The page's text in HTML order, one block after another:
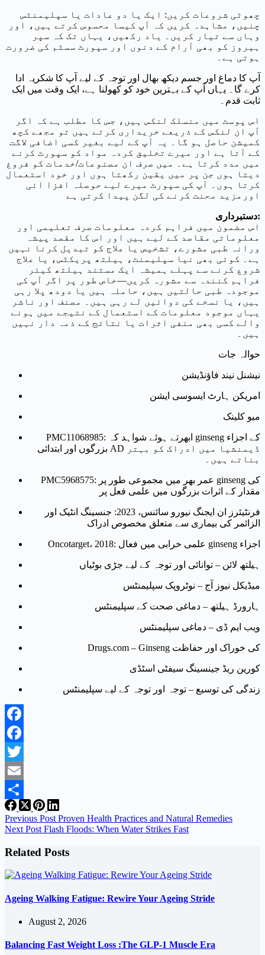
چھوٹی شروعات کریں: ایک یا دو عادات یا سپلیمنٹس
چنیں، مشاہدہ کریں کہ آپ کیسا محسوس کرتے ہیں، اور
وہاں سے تیار کریں۔ یاد رکھیں، یہاں تک کہ سپر
ہیروز کو بھی آرام کے دنوں اور سپورٹ سسٹم کی ضرورت
ہوتی ہے۔
آپ کا دماغ اور جسم دیکھ بھال اور توجہ کے لیے آپ کا شکریہ ادا
کرے گا۔ یہاں آپ کے بہترین خود کو کھولنا ہے، ایک وقت میں ایک
ثابت قدم۔
اس پوسٹ میں منسلک لنکس ہیں، جس کا مطلب ہے کہ اگر
آپ ان لنکس کے ذریعے خریداری کرتے ہیں تو مجھے کچھ
کمیشن حاصل ہو گا۔ یہ آپ کے لیے بغیر کسی اضافی لاگت
کے آتا ہے اور میرے تخلیق کردہ مواد کو سپورٹ کرنے
میں مدد کرتا ہے۔ میں صرف ان مصنوعات/خدمات کو فروغ
دیتا ہوں جن پر میں یقین رکھتا ہوں اور خود استعمال
کرتا ہوں۔ آپ کی سپورٹ میرے لیے حوصلہ افزا ائی
اورمزید محنت کرنے کی لگن پیدا کرتی ہے
دستبرداری:
اس مضمون میں فراہم کردہ معلومات صرف تعلیمی اور
معلوماتی مقاصد کے لیے ہیں اور اس کا مقصد پیشہ
ورانہ طبی مشورے، تشخیص یا علاج کو تبدیل کرنا نہیں
ہے۔ کوئی بھی نیا سپلیمنٹ، ہیلتھ پریکٹس، یا علاج
شروع کرنے سے پہلے ہمیشہ ایک مستند ہیلتھ کیئر
فراہم کنندہ سے مشورہ کریں—خاص طور پر اگر آپ کی
موجودہ طبی حالتیں ہیں، حاملہ ہیں یا دودھ پلا رہی
ہیں، یا نسخے کی دوائیں لے رہی ہیں۔ مصنف اور ناشر
یہاں موجود معلومات کے استعمال کے نتیجے میں ہونے
والے کسی بھی منفی اثرات یا نتائج کے ذمہ دار نہیں
ہیں۔
حوالہ جات
نیشنل نیند فاؤنڈیشن
امریکن ہارٹ ایسوسی ایشن
میو کلینک
PMC11068985: ابھرتے ہوئے شواہد کہ ginseng کے اجزاء
بزرگوں اور ابتدائی AD ڈیمنشیا میں ادراک کو بہتر
بناتے ہیں۔
PMC5968575: عمر بھر میں مجموعی طور پر ginseng کی
مقدار کے اثرات بزرگوں میں علمی فعل پر
فرنٹیئرز ان ایجنگ نیورو سائنس، 2023: جنسینگ انٹیک اور
الزائمر کی بیماری سے متعلق مخصوص ادراک
Oncotarget، 2018: علمی خرابی میں فعال ginseng اجزاء
ہیلتھ لائن – توانائی اور توجہ کے لیے جڑی بوٹیاں
میڈیکل نیوز آج – نوٹروپک سپلیمنٹس
ہارورڈ ہیلتھ – دماغی صحت کے سپلیمنٹس
ویب ایم ڈی – دماغی سپلیمنٹس
Drugs.com – Ginseng کی خوراک اور حفاظت
کورین ریڈ جینسینگ سیفٹی اسٹڈی
زندگی کی توسیع – توجہ اور توجہ کے لیے سپلیمنٹس
Facebook
Twitter
Email
Share
Previous Post Proven Health Practices and Natural Remedies
Next Post Flash Floods: When Water Strikes Fast
Related Posts
Ageing Walking Fatigue: Rewire Your Ageing Stride
August 2, 2026
Balancing Fast Weight Loss :The GLP-1 Muscle Era